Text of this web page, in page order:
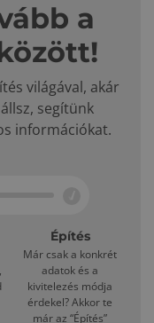
a
világával, akár
segítünk
információkat.
Építés
Már csak a konkrét
adatok és a
kivitelezés módja
érdekel? Akkor te
már az “Építés”